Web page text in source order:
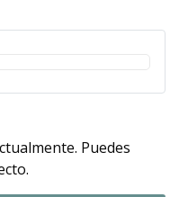
Puedes